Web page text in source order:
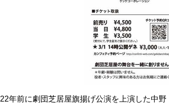
22年前に劇団芝居屋旗揚げ公演を上演した中